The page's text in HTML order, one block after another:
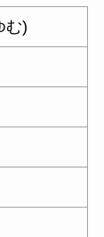
む)